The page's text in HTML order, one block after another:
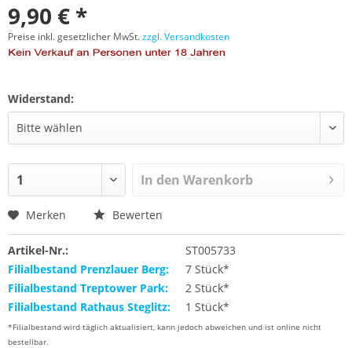
9,90 € *
Preise inkl. gesetzlicher MwSt.zzgl. Versandkosten
Widerstand:
In den Warenkorb
Merken Bewerten
Artikel-Nr.:
ST005733
Filialbestand Prenzlauer Berg:
7 Stück*
Filialbestand Treptower Park:
2 Stück*
Filialbestand Rathaus Steglitz:
1 Stück*
*Filialbestand wird täglich aktualisiert, kann jedoch abweichen und ist online nicht
bestellbar.